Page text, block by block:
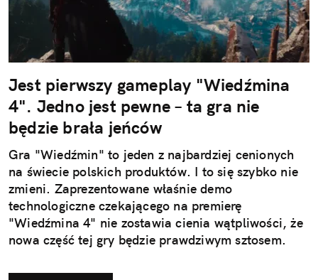
Jest pierwszy gameplay "Wiedźmina
4". Jedno jest pewne – ta gra nie
będzie brała jeńców
Gra "Wiedźmin" to jeden z najbardziej cenionych
na świecie polskich produktów. I to się szybko nie
zmieni. Zaprezentowane właśnie demo
technologiczne czekającego na premierę
"Wiedźmina 4" nie zostawia cienia wątpliwości, że
nowa część tej gry będzie prawdziwym sztosem.